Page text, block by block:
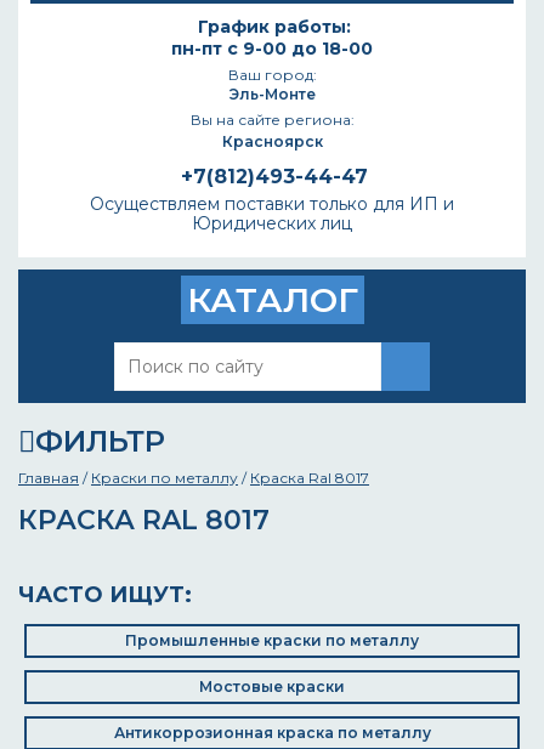
График работы:
пн-пт с 9-00 до 18-00
Ваш город:
Эль-Монте
Вы на сайте региона:
Красноярск
+7(812)493-44-47
Осуществляем поставки только для ИП и
Юридических лиц
КАТАЛОГ
ФИЛЬТР
Главная / Краски по металлу / Краска Ral 8017
КРАСКА RAL 8017
ЧАСТО ИЩУТ:
Промышленные краски по металлу
Мостовые краски
Антикоррозионная краска по металлу